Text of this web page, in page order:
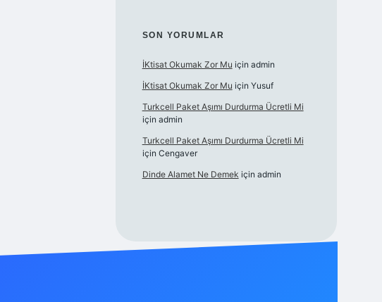
SON YORUMLAR
İKtisat Okumak Zor Mu için admin
İKtisat Okumak Zor Mu için Yusuf
Turkcell Paket Aşımı Durdurma Ücretli Mi
için admin
Turkcell Paket Aşımı Durdurma Ücretli Mi
için Cengaver
Dinde Alamet Ne Demek için admin